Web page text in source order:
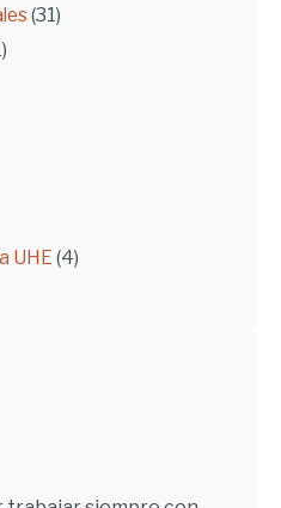
(31)
UHE(4)